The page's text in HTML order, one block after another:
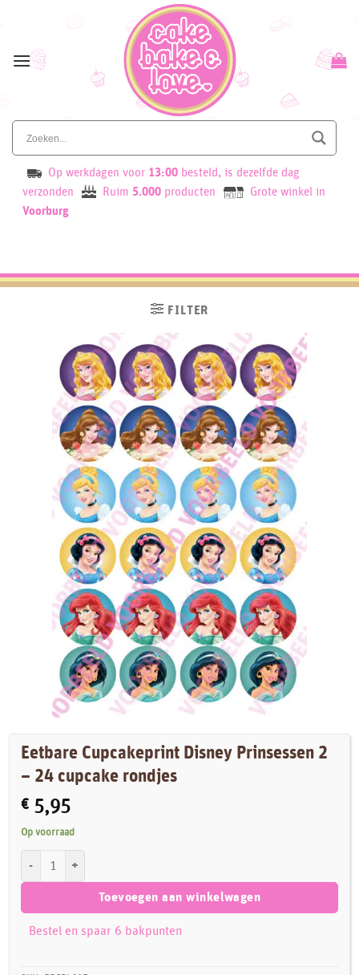
content
Op werkdagen voor 13:00 besteld, is dezelfde dag
verzonden
Ruim 5.000 producten
Grote winkel in
Voorburg
FILTER
Eetbare Cupcakeprint Disney Prinsessen 2
– 24 cupcake rondjes
€ 5,95
Op voorraad
Toevoegen aan winkelwagen
Bestel en spaar 6 bakpunten